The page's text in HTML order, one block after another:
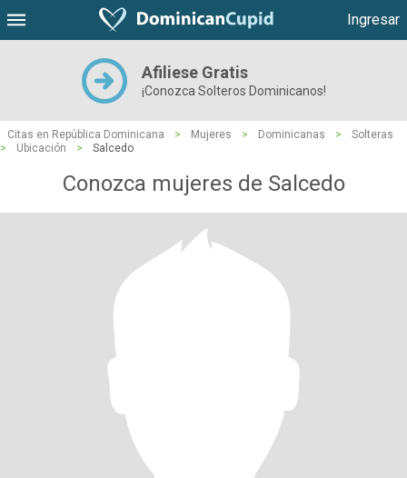
Ingresar
Afiliese Gratis
¡Conozca Solteros Dominicanos!
Citas en República Dominicana > Mujeres > Dominicanas >
Solteras
>
Ubicación > Salcedo
Conozca mujeres de Salcedo